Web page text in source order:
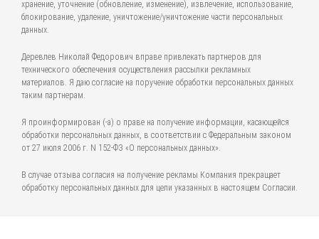
хранение, уточнение (обновление, изменение), извлечение, использование,
блокирование, удаление, уничтожение/уничтожение части персональных
данных.
Деревлев Николай Федорович вправе привлекать партнеров для
технического обеспечения осуществления рассылки рекламных
материалов. Я даю согласие на поручение обработки персональных данных
таким партнерам.
Я проинформирован (-а) о праве на получение информации, касающейся
обработки персональных данных, в соответствии с Федеральным законом
от 27 июля 2006 г. N 152-ФЗ «О персональных данных».
В случае отзыва согласия на получение рекламы Компания прекращает
обработку персональных данных для цели указанных в настоящем Согласии.